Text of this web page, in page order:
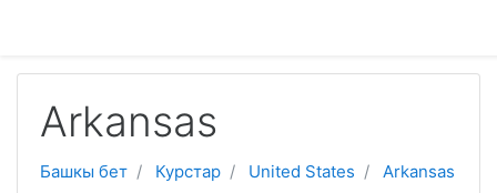
Arkansas
Башкы бет Курстар United States Arkansas